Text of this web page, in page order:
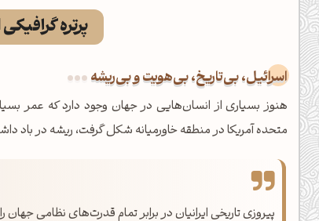
پرتره گرافیکی
اسرائیل، بی‌تاریخ، بی‌هویت و بی‌ریشه
هنوز بسیاری از انسان‌هایی در جهان وجود دارد که عمر
متحده آمریکا در منطقه خاورمیانه شکل گرفت، ریشه در باد
پیروزی تاریخی ایرانیان در برابر تمام قدرت‌های نظامی